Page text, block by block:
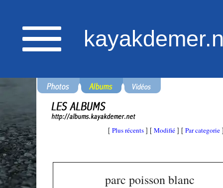
[ Plus récents ] [ Modifié ] [ Par categorie
parc poisson blanc